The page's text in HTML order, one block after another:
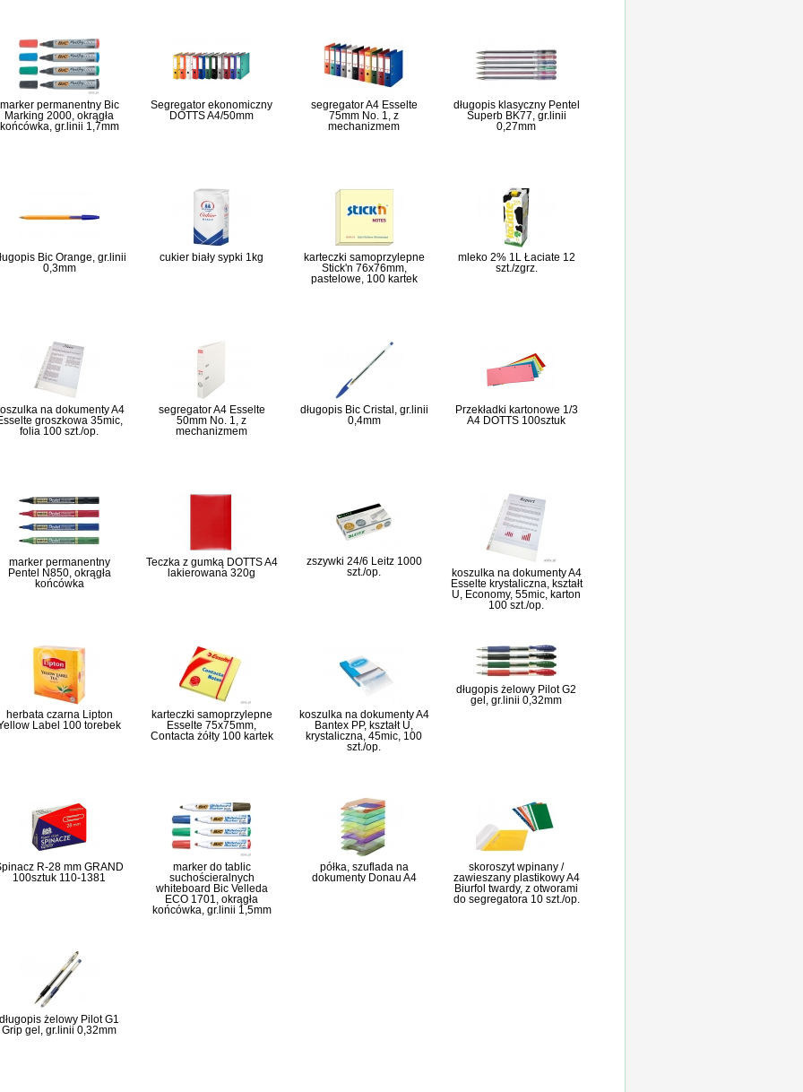
marker permanentny Bic
Marking 2000, okrągła
końcówka, gr.linii 1,7mm
Segregator ekonomiczny
DOTTS A4/50mm
segregator A4 Esselte
75mm No. 1, z
mechanizmem
długopis klasyczny Pentel
Superb BK77, gr.linii
0,27mm
Bic Orange, gr.linii
0,3mm
cukier biały sypki 1kg
karteczki samoprzylepne
Stick'n 76x76mm,
pastelowe, 100 kartek
mleko 2% 1L Łaciate 12
szt./zgrz.
na dokumenty A4
groszkowa 35mic,
folia 100 szt./op.
segregator A4 Esselte
50mm No. 1, z
mechanizmem
długopis Bic Cristal, gr.linii
0,4mm
Przekładki kartonowe 1/3
A4 DOTTS 100sztuk
marker permanentny
Pentel N850, okrągła
końcówka
Teczka z gumką DOTTS A4
lakierowana 320g
zszywki 24/6 Leitz 1000
szt./op.
koszulka na dokumenty A4
Esselte krystaliczna, kształt
U, Economy, 55mic, karton
100 szt./op.
herbata czarna Lipton
Label 100 torebek
karteczki samoprzylepne
Esselte 75x75mm,
Contacta żółty 100 kartek
koszulka na dokumenty A4
Bantex PP, kształt U,
krystaliczna, 45mic, 100
szt./op.
długopis żelowy Pilot G2
gel, gr.linii 0,32mm
R-28 mm GRAND
100sztuk 110-1381
marker do tablic
suchościeralnych
whiteboard Bic Velleda
ECO 1701, okrągła
końcówka, gr.linii 1,5mm
półka, szuflada na
dokumenty Donau A4
skoroszyt wpinany /
zawieszany plastikowy A4
Biurfol twardy, z otworami
do segregatora 10 szt./op.
długopis żelowy Pilot G1
Grip gel, gr.linii 0,32mm